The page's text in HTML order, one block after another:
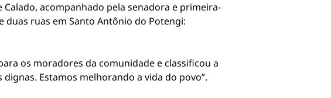
acompanhado pela senadora e primeira-
ruas em Santo Antônio do Potengi:
os moradores da comunidade e classificou a
Estamos melhorando a vida do povo”.